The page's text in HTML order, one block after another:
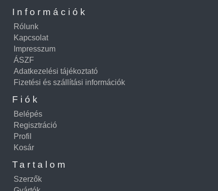
Információk
Rólunk
Kapcsolat
Impresszum
ÁSZF
Adatkezelési tájékoztató
Fizetési és szállítási információk
Fiók
Belépés
Regisztráció
Profil
Kosár
Tartalom
Szerzők